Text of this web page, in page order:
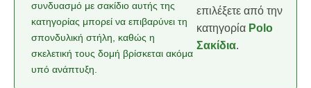
συνδυασμό με σακίδιο αυτής της
κατηγορίας μπορεί να επιβαρύνει τη
σπονδυλική στήλη, καθώς η
σκελετική τους δομή βρίσκεται ακόμα
υπό ανάπτυξη.
επιλέξετε από την
κατηγορία Polo
Σακίδια.